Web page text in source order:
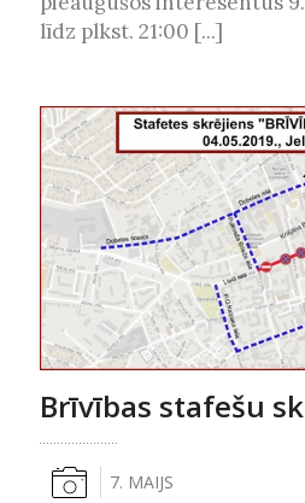
līdz plkst. 21:00 [...]
Brīvības stafešu
7. MAIJS